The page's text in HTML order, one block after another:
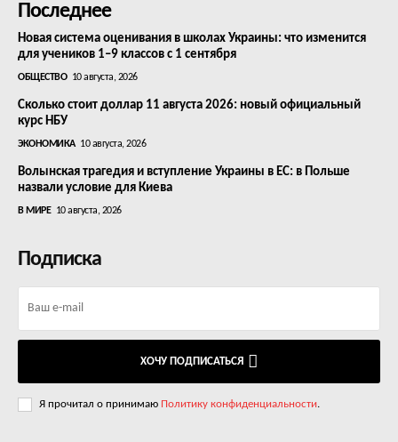
Последнее
Новая система оценивания в школах Украины: что изменится
для учеников 1–9 классов с 1 сентября
ОБЩЕСТВО 10 августа, 2026
Сколько стоит доллар 11 августа 2026: новый официальный
курс НБУ
ЭКОНОМИКА 10 августа, 2026
Волынская трагедия и вступление Украины в ЕС: в Польше
назвали условие для Киева
В МИРЕ 10 августа, 2026
Подписка
ХОЧУ ПОДПИСАТЬСЯ
Я прочитал о принимаю Политику конфиденциальности.